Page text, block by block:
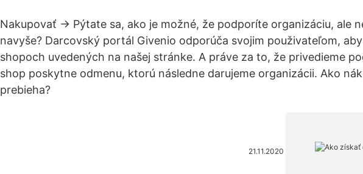
Nakupovať → Pýtate sa, ako je možné, že podporíte organizáciu, ale
navyše? Darcovský portál Givenio odporúča svojim použivateľom,
shopoch uvedených na našej stránke. A práve za to, že privedieme
shop poskytne odmenu, ktorú následne darujeme organizácii. Ako
prebieha?
21.11.2020